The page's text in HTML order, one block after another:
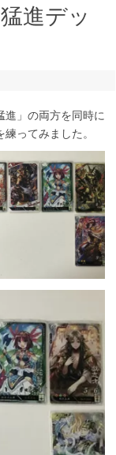
進デッ
進」の両方を同時に
ってみました。